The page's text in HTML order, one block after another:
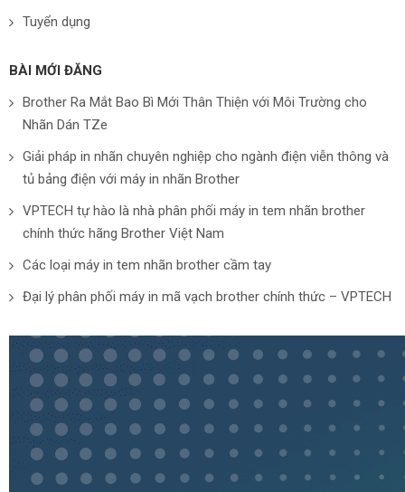
Tuyển dụng
BÀI MỚI ĐĂNG
Brother Ra Mắt Bao Bì Mới Thân Thiện với Môi Trường cho
Nhãn Dán TZe
Giải pháp in nhãn chuyên nghiệp cho ngành điện viễn thông và
tủ bảng điện với máy in nhãn Brother
VPTECH tự hào là nhà phân phối máy in tem nhãn brother
chính thức hãng Brother Việt Nam
Các loại máy in tem nhãn brother cầm tay
Đại lý phân phối máy in mã vạch brother chính thức – VPTECH